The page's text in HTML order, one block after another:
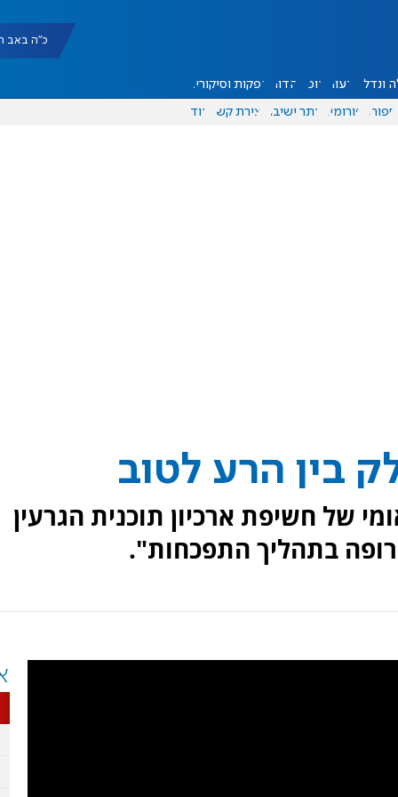
כ"ה באב תשפ"ו
ונדל"ן דעות אוכל יהדות הפקות וסיקורים
ספורט פורומים אתר ישיבה יצירת קשר עוד
בין הרע לטוב
של חשיפת ארכיון תוכנית הגרעין
בתהליך התפכחות".